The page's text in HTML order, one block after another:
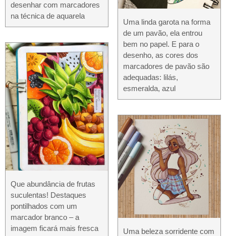
desenhar com marcadores
na técnica de aquarela
Que abundância de frutas
suculentas! Destaques
pontilhados com um
marcador branco – a
imagem ficará mais fresca
Uma linda garota na forma
de um pavão, ela entrou
bem no papel. E para o
desenho, as cores dos
marcadores de pavão são
adequadas: lilás,
esmeralda, azul
Uma beleza sorridente com